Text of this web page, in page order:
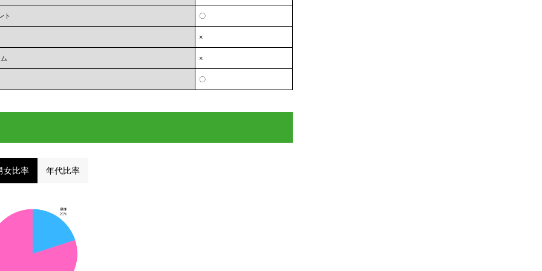
ト 〇
×
×
〇
女比率 年代比率